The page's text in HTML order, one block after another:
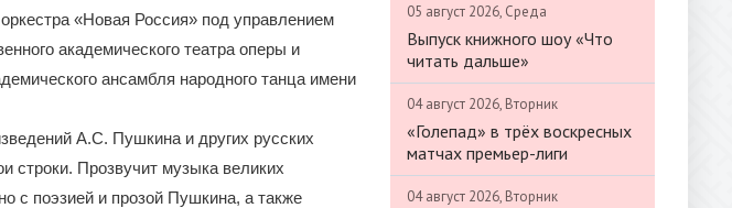
«Новая Россия» под управлением
академического театра оперы и
ансамбля народного танца имени
А.С. Пушкина и других русских
строки. Прозвучит музыка великих
с поэзией и прозой Пушкина, а также
05 август 2026, Среда
Выпуск книжного шоу «Что
читать дальше»
04 август 2026, Вторник
«Голепад» в трёх воскресных
матчах премьер-лиги
04 август 2026, Вторник